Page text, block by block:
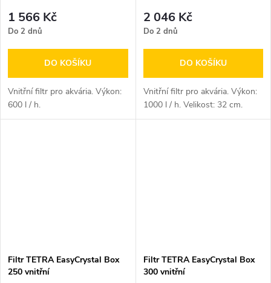
1 566 Kč
Do 2 dnů
DO KOŠÍKU
Vnitřní filtr pro akvária. Výkon:
600 l / h.
2 046 Kč
Do 2 dnů
DO KOŠÍKU
Vnitřní filtr pro akvária. Výkon:
1000 l / h. Velikost: 32 cm.
Filtr TETRA EasyCrystal Box
250 vnitřní
Filtr TETRA EasyCrystal Box
300 vnitřní